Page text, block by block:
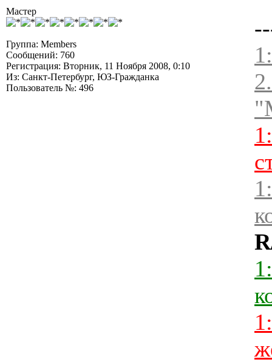
Мастер
Группа: Members
Сообщений: 760
Регистрация: Вторник, 11 Ноября 2008, 0:10
Из: Санкт-Петербург, ЮЗ-Гражданка
Пользователь №: 496